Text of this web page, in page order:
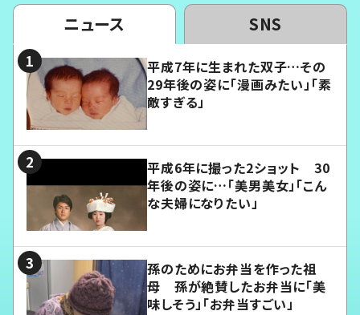
ニュース SNS
平成7年に生まれた双子…その
29年後の姿に「漫画みたい」「素
敵すぎる」
平成6年に撮った2ショット 30
年後の姿に…「美男美女」「こん
な夫婦になりたい」
孫のためにお弁当を作った祖
母 孫が絶賛したお弁当に「美
味しそう」「お弁当すごい」